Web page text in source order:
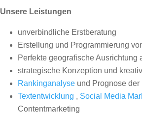
Unsere Leistungen
unverbindliche Erstberatung
Erstellung und Programmierung
Perfekte geografische Ausrichtung
strategische Konzeption und
Rankinganalyseund Prognose der
Textentwicklung , Social Media
Contentmarketing